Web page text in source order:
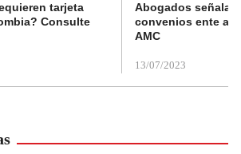
tarjeta
Consulte
Abogados
convenios ente
AMC
13/07/2023